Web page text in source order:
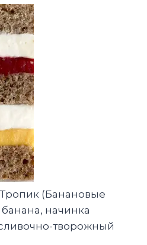
(Банановые
начинка
творожный